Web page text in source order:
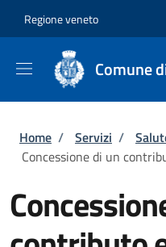
Regione veneto
Comune
Briciole di
Home / Servizi /
Concessione di un